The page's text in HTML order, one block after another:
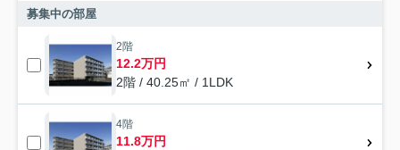
募集中の部屋
2階
12.2万円
2階 / 40.25㎡ / 1LDK
4階
11.8万円